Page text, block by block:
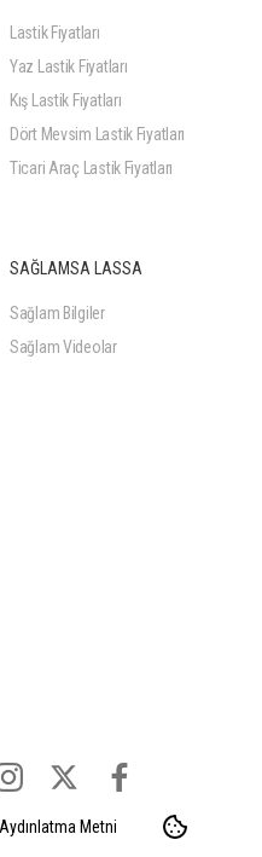
Lastik Fiyatları
Yaz Lastik Fiyatları
Kış Lastik Fiyatları
Dört Mevsim Lastik Fiyatları
Ticari Araç Lastik Fiyatları
SAĞLAMSA LASSA
Sağlam Bilgiler
Sağlam Videolar
Metni